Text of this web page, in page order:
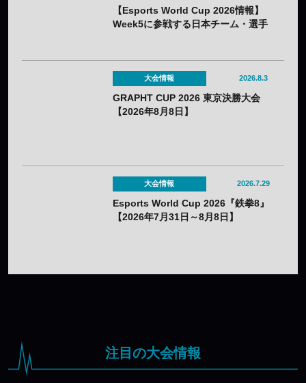
【Esports World Cup 2026情報】
Week5に参戦する日本チーム・選手
大会情報 2026.8.3
GRAPHT CUP 2026 東京決勝大会
【2026年8月8日】
大会情報 2026.7.29
Esports World Cup 2026『鉄拳8』
【2026年7月31日～8月8日】
注目の大会情報